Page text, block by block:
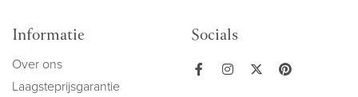
Informatie
Over ons
Laagsteprijsgarantie
Socials